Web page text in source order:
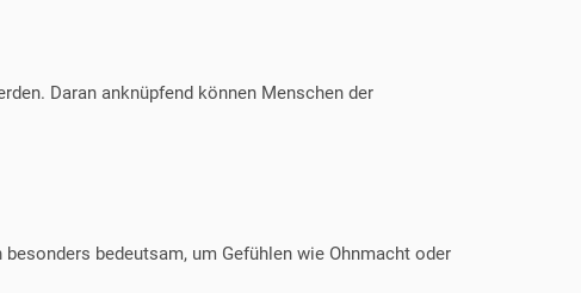
Daran anknüpfend können Menschen der
bedeutsam, um Gefühlen wie Ohnmacht oder